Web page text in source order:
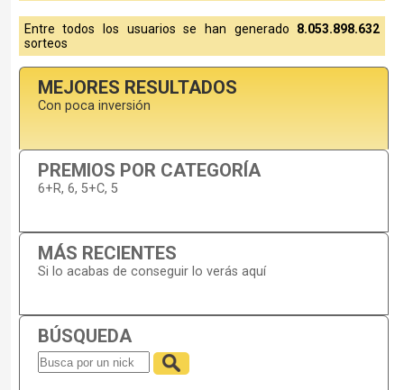
Entre todos los usuarios se han generado 8.053.898.632
sorteos
MEJORES RESULTADOS
Con poca inversión
PREMIOS POR CATEGORÍA
6+R, 6, 5+C, 5
MÁS RECIENTES
Si lo acabas de conseguir lo verás aquí
BÚSQUEDA